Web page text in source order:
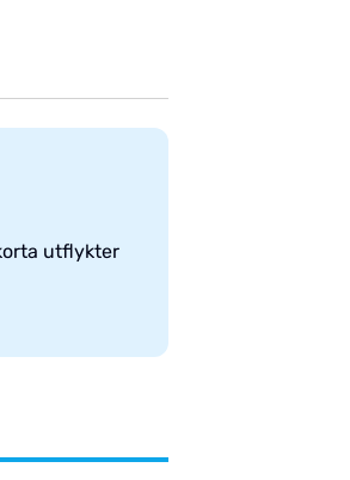
utflykter